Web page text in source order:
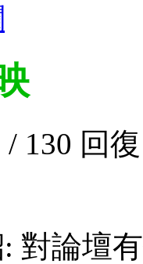
/ 130 回
對論壇